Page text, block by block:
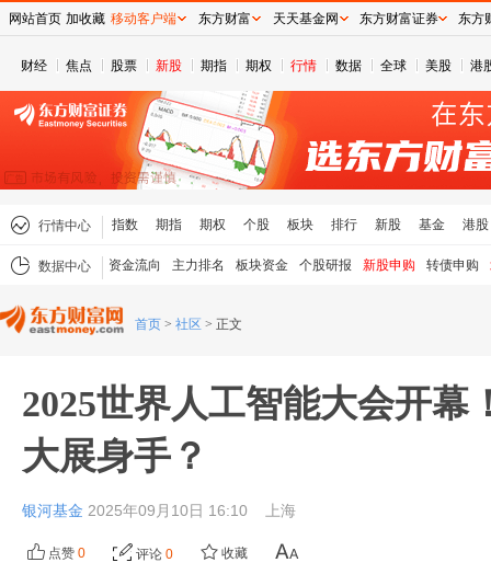
财经 焦点 股票 新股 期指 期权 行情 数据 全球 美股 港
行情中心 指数 期指 期权 个股 板块 排行 新股 基金 港股
数据中心 资金流向 主力排名 板块资金 个股研报 新股申购 转债申购
首页 > 社区 > 正文
2025世界人工智能大会开幕
大展身手？
银河基金 2025年09月10日 16:10 上海
点赞 0 评论 0 收藏
网站首页 加收藏 移动客户端 东方财富 天天基金网 东方财富证券 东方